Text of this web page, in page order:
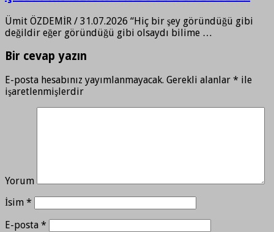
Ümit ÖZDEMİR / 31.07.2026 “Hiç bir şey göründüğü gibi
değildir eğer göründüğü gibi olsaydı bilime …
Bir cevap yazın
E-posta hesabınız yayımlanmayacak. Gerekli alanlar * ile
işaretlenmişlerdir
Yorum
İsim *
E-posta *